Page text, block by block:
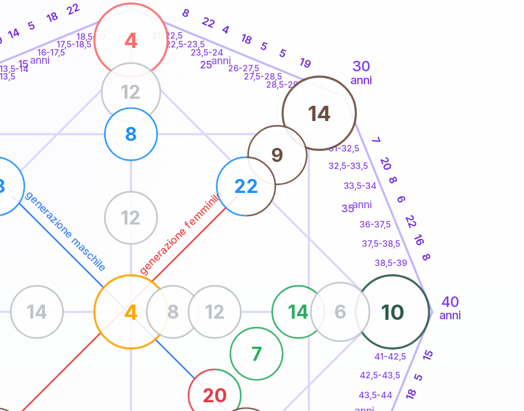
generazione maschile generazione femminile
30
anni
40
anni
13,5-14
16-17,5
17,5-18,5
18,5-19 21-22,5
22,5-23,5
23,5-24
26-27,5
27,5-28,5
28,5-29
31-32,5
32,5-33,5
33,5-34
36-37,5
37,5-38,5
38,5-39
41-42,5
42,5-43,5
43,5-44
14 5
18
22 8
22 4
18 5
5
19
7
20
8
6
22
16
8
15
5
18
4
10
4
14
20
7
14
12
6
8
8 12
14
12
9
22
15anni 25anni
35anni